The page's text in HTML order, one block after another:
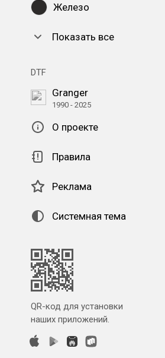
Железо
Показать все
DTF
Granger
1990 - 2025
О проекте
Правила
Реклама
Системная тема
QR-код для установки
наших приложений.